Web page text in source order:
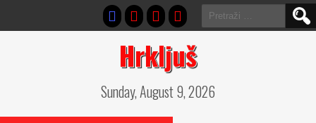
Pretraga:
Hrkljuš
Sunday, August 9, 2026